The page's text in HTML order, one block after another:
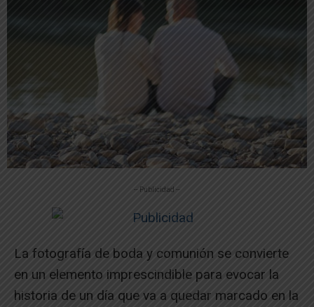
-- Publicidad --
La fotografía de boda y comunión se convierte
en un elemento imprescindible para evocar la
historia de un día que va a quedar marcado en la